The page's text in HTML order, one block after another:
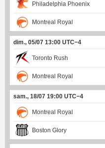
Philadelphia Phoenix
Montreal Royal
dim., 05/07 13:00 UTC−4
Toronto Rush
Montreal Royal
sam., 18/07 19:00 UTC−4
Montreal Royal
Boston Glory